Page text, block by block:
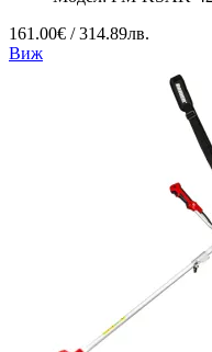
161.00€ / 314.89лв.
Виж